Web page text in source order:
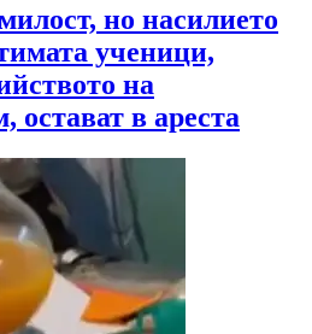
но насилието
ученици,
на
в ареста